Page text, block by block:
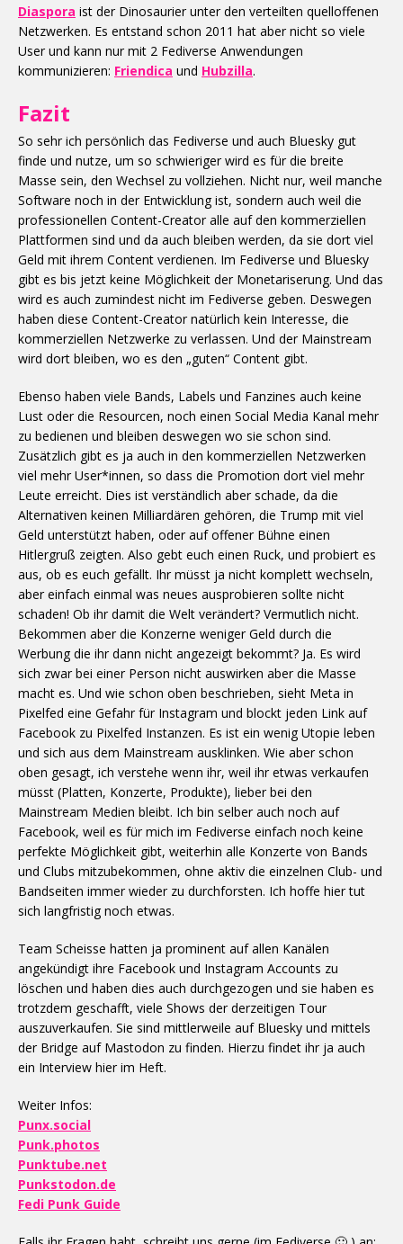
Diaspora ist der Dinosaurier unter den verteilten quelloffenen
Netzwerken. Es entstand schon 2011 hat aber nicht so viele
User und kann nur mit 2 Fediverse Anwendungen
kommunizieren: Friendica und Hubzilla.
Fazit
So sehr ich persönlich das Fediverse und auch Bluesky gut
finde und nutze, um so schwieriger wird es für die breite
Masse sein, den Wechsel zu vollziehen. Nicht nur, weil manche
Software noch in der Entwicklung ist, sondern auch weil die
professionellen Content-Creator alle auf den kommerziellen
Plattformen sind und da auch bleiben werden, da sie dort viel
Geld mit ihrem Content verdienen. Im Fediverse und Bluesky
gibt es bis jetzt keine Möglichkeit der Monetariserung. Und das
wird es auch zumindest nicht im Fediverse geben. Deswegen
haben diese Content-Creator natürlich kein Interesse, die
kommerziellen Netzwerke zu verlassen. Und der Mainstream
wird dort bleiben, wo es den „guten“ Content gibt.
Ebenso haben viele Bands, Labels und Fanzines auch keine
Lust oder die Resourcen, noch einen Social Media Kanal mehr
zu bedienen und bleiben deswegen wo sie schon sind.
Zusätzlich gibt es ja auch in den kommerziellen Netzwerken
viel mehr User*innen, so dass die Promotion dort viel mehr
Leute erreicht. Dies ist verständlich aber schade, da die
Alternativen keinen Milliardären gehören, die Trump mit viel
Geld unterstützt haben, oder auf offener Bühne einen
Hitlergruß zeigten. Also gebt euch einen Ruck, und probiert es
aus, ob es euch gefällt. Ihr müsst ja nicht komplett wechseln,
aber einfach einmal was neues ausprobieren sollte nicht
schaden! Ob ihr damit die Welt verändert? Vermutlich nicht.
Bekommen aber die Konzerne weniger Geld durch die
Werbung die ihr dann nicht angezeigt bekommt? Ja. Es wird
sich zwar bei einer Person nicht auswirken aber die Masse
macht es. Und wie schon oben beschrieben, sieht Meta in
Pixelfed eine Gefahr für Instagram und blockt jeden Link auf
Facebook zu Pixelfed Instanzen. Es ist ein wenig Utopie leben
und sich aus dem Mainstream ausklinken. Wie aber schon
oben gesagt, ich verstehe wenn ihr, weil ihr etwas verkaufen
müsst (Platten, Konzerte, Produkte), lieber bei den
Mainstream Medien bleibt. Ich bin selber auch noch auf
Facebook, weil es für mich im Fediverse einfach noch keine
perfekte Möglichkeit gibt, weiterhin alle Konzerte von Bands
und Clubs mitzubekommen, ohne aktiv die einzelnen Club- und
Bandseiten immer wieder zu durchforsten. Ich hoffe hier tut
sich langfristig noch etwas.
Team Scheisse hatten ja prominent auf allen Kanälen
angekündigt ihre Facebook und Instagram Accounts zu
löschen und haben dies auch durchgezogen und sie haben es
trotzdem geschafft, viele Shows der derzeitigen Tour
auszuverkaufen. Sie sind mittlerweile auf Bluesky und mittels
der Bridge auf Mastodon zu finden. Hierzu findet ihr ja auch
ein Interview hier im Heft.
Weiter Infos:
Punx.social
Punk.photos
Punktube.net
Punkstodon.de
Fedi Punk Guide